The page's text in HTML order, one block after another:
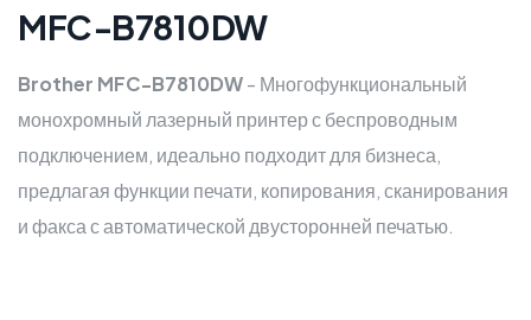
MFC-B7810DW
Brother MFC-B7810DW- Многофункциональный
монохромный лазерный принтер с беспроводным
подключением, идеально подходит для бизнеса,
предлагая функции печати, копирования, сканирования
и факса с автоматической двусторонней печатью.